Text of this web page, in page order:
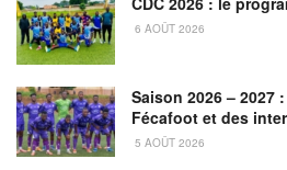
6 AOÛT 2026
Saison 2026 – 2027
Fécafoot et des
5 AOÛT 2026